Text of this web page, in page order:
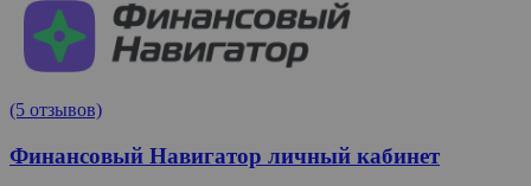
(5 отзывов)
Финансовый Навигатор личный кабинет